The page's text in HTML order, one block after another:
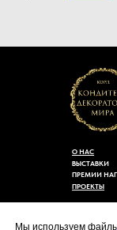
Мы используем
ПРЕМИИ
ПРОЕКТЫ
ВЫСТАВКИ
О НАС